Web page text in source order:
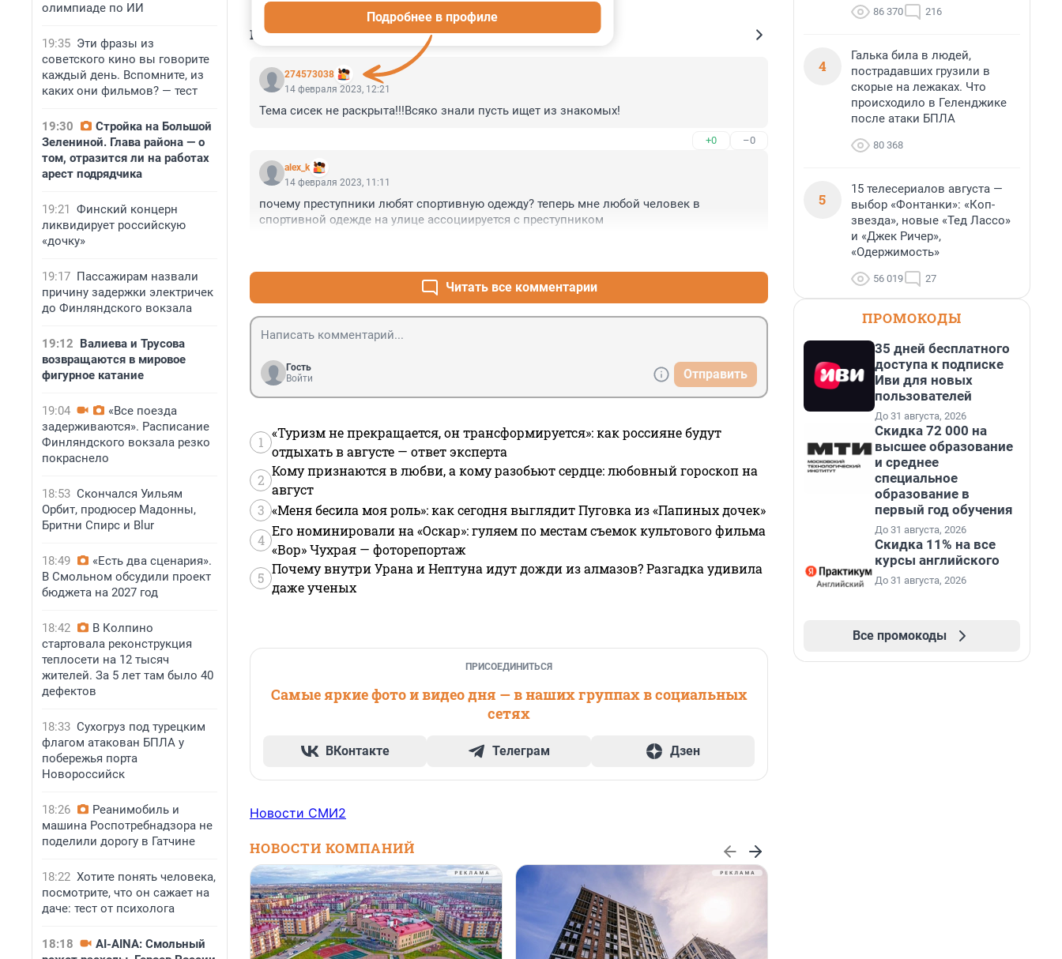
олимпиаде по ИИ
19:35 Эти фразы из
советского кино вы говорите
каждый день. Вспомните, из
каких они фильмов? — тест
19:30
Стройка на Большой
Зелениной. Глава района — о
том, отразится ли на работах
арест подрядчика
19:21 Финский концерн
ликвидирует российскую
«дочку»
19:17 Пассажирам назвали
причину задержки электричек
до Финляндского вокзала
19:12 Валиева и Трусова
возвращаются в мировое
фигурное катание
19:04
«Все поезда
задерживаются». Расписание
Финляндского вокзала резко
покраснело
18:53 Скончался Уильям
Орбит, продюсер Мадонны,
Бритни Спирс и Blur
18:49
«Есть два сценария».
В Смольном обсудили проект
бюджета на 2027 год
18:42
В Колпино
стартовала реконструкция
теплосети на 12 тысяч
жителей. За 5 лет там было 40
дефектов
18:33 Сухогруз под турецким
флагом атакован БПЛА у
побережья порта
Новороссийск
18:26
Реанимобиль и
машина Роспотребнадзора не
поделили дорогу в Гатчине
18:22 Хотите понять человека,
посмотрите, что он сажает на
даче: тест от психолога
18:18
AI-AINA: Смольный
КОММЕНТАРИИ 12
274573038
Подробнее в профиле
14 февраля 2023, 12:21
Тема сисек не раскрыта!!!Всяко знали пусть ищет из знакомых!
+0 –0
alex_k
14 февраля 2023, 11:11
почему преступники любят спортивную одежду? теперь мне любой человек в
спортивной одежде на улице ассоциируется с преступником
Читать все комментарии
Гость
Войти
Отправить
1
«Туризм не прекращается, он трансформируется»: как россияне будут
отдыхать в августе — ответ эксперта
2
Кому признаются в любви, а кому разобьют сердце: любовный гороскоп на
август
3 «Меня бесила моя роль»: как сегодня выглядит Пуговка из «Папиных дочек»
4
Его номинировали на «Оскар»: гуляем по местам съемок культового фильма
«Вор» Чухрая — фоторепортаж
5
Почему внутри Урана и Нептуна идут дожди из алмазов? Разгадка удивила
даже ученых
ПРИСОЕДИНИТЬСЯ
Самые яркие фото и видео дня — в наших группах в социальных
сетях
ВКонтакте Телеграм Дзен
Новости СМИ2
НОВОСТИ КОМПАНИЙ
86 370 216
4
Галька била в людей,
пострадавших грузили в
скорые на лежаках. Что
происходило в Геленджике
после атаки БПЛА
80 368
5
15 телесериалов августа —
выбор «Фонтанки»: «Коп-
звезда», новые «Тед Лассо»
и «Джек Ричер»,
«Одержимость»
56 019 27
ПРОМОКОДЫ
35 дней бесплатного
доступа к подписке
Иви для новых
пользователей
До 31 августа, 2026
Скидка 72 000 на
высшее образование
и среднее
специальное
образование в
первый год обучения
До 31 августа, 2026
Скидка 11% на все
курсы английского
До 31 августа, 2026
Все промокоды